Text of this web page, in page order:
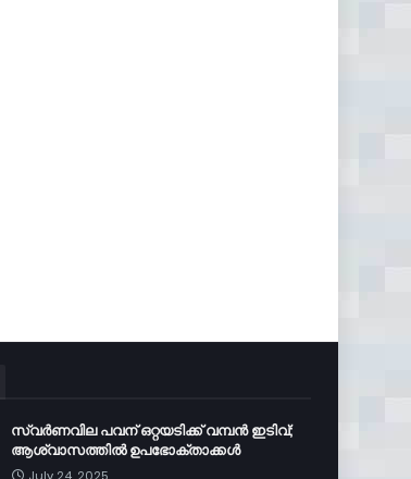
സ്വർണവില പവന് ഒറ്റയടിക്ക് വമ്പൻ ഇടിവ്;
ആശ്വാസത്തിൽ ഉപഭോക്താക്കൾ